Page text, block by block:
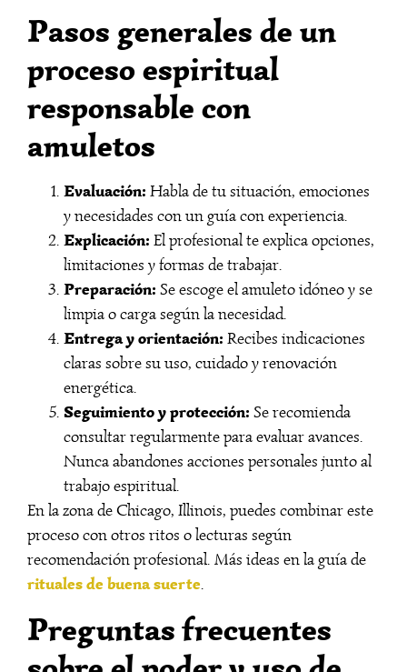
Pasos generales de un
proceso espiritual
responsable con
amuletos
Evaluación: Habla de tu situación, emociones
y necesidades con un guía con experiencia.
Explicación: El profesional te explica opciones,
limitaciones y formas de trabajar.
Preparación: Se escoge el amuleto idóneo y se
limpia o carga según la necesidad.
Entrega y orientación: Recibes indicaciones
claras sobre su uso, cuidado y renovación
energética.
Seguimiento y protección: Se recomienda
consultar regularmente para evaluar avances.
Nunca abandones acciones personales junto al
trabajo espiritual.
En la zona de Chicago, Illinois, puedes combinar este
proceso con otros ritos o lecturas según
recomendación profesional. Más ideas en la guía de
rituales de buena suerte.
Preguntas frecuentes